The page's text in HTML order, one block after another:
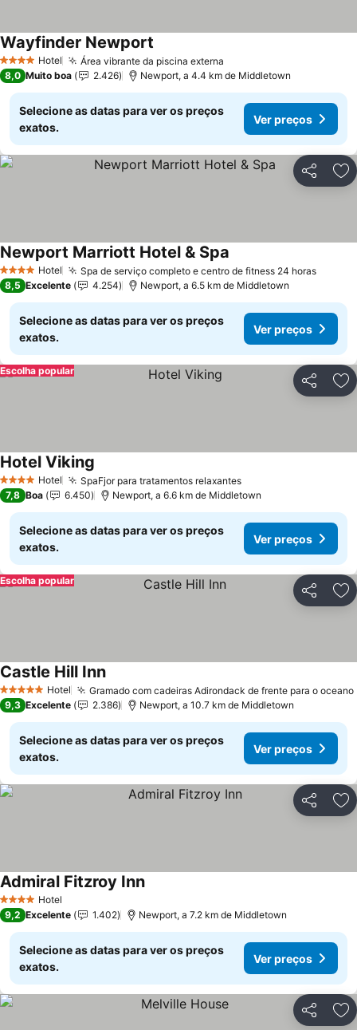
4 EstrelasHotel Área vibrante da piscina externa
Wayfinder Newport
8,0 Muito boa 2.426 Newport, a 4.4 km de Middletown
Selecione as datas para ver os preços
exatos.
Ver preços
Partilhar
4 EstrelasHotel Spa de serviço completo e centro de fitness 24 horas
Newport Marriott Hotel & Spa
8,5 Excelente 4.254 Newport, a 6.5 km de Middletown
Selecione as datas para ver os preços
exatos.
Ver preços
Partilhar
Escolha popular
4 EstrelasHotel SpaFjor para tratamentos relaxantes
Hotel Viking
7,8 Boa 6.450 Newport, a 6.6 km de Middletown
Selecione as datas para ver os preços
exatos.
Ver preços
Partilhar
Escolha popular
5 Estrelas Hotel Gramado com cadeiras Adirondack de frente para o oceano
Castle Hill Inn
9,3 Excelente 2.386 Newport, a 10.7 km de Middletown
Selecione as datas para ver os preços
exatos.
Ver preços
Partilhar
4 EstrelasHotel
Admiral Fitzroy Inn
9,2 Excelente 1.402 Newport, a 7.2 km de Middletown
Selecione as datas para ver os preços
exatos.
Ver preços
Partilhar